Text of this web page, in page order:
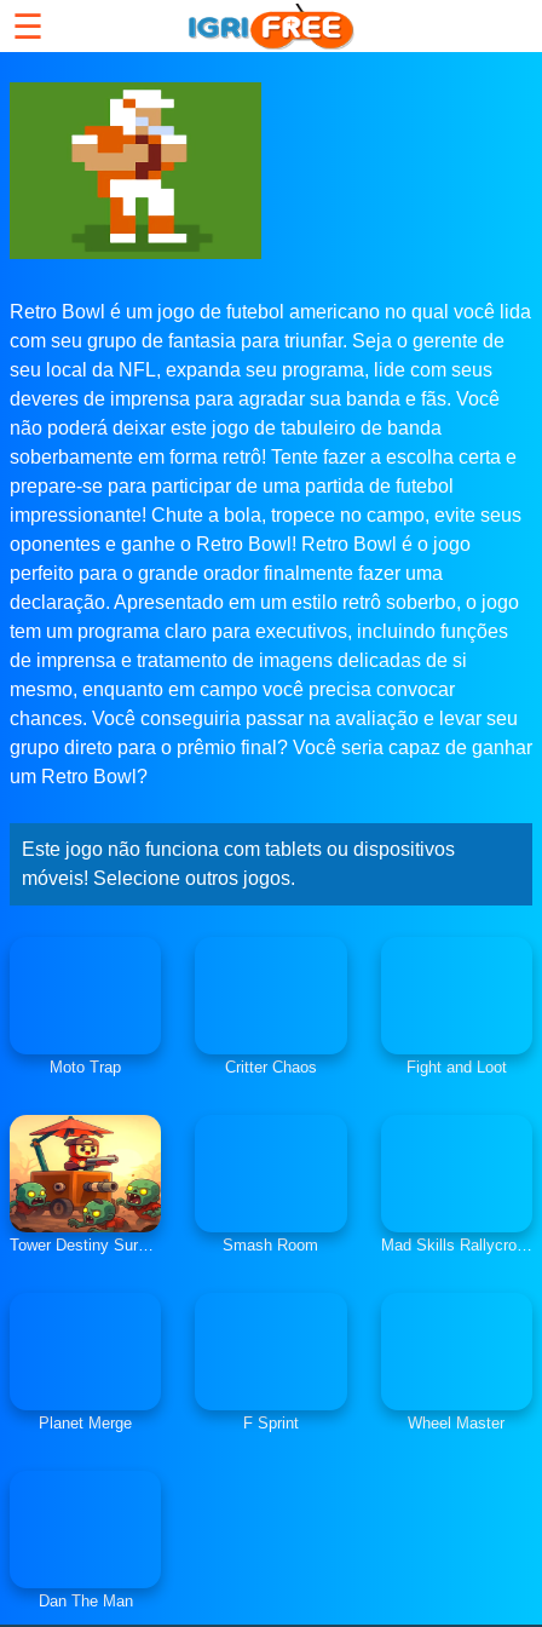
☰
Retro Bowl é um jogo de futebol americano no qual você lida
com seu grupo de fantasia para triunfar. Seja o gerente de
seu local da NFL, expanda seu programa, lide com seus
deveres de imprensa para agradar sua banda e fãs. Você
não poderá deixar este jogo de tabuleiro de banda
soberbamente em forma retrô! Tente fazer a escolha certa e
prepare-se para participar de uma partida de futebol
impressionante! Chute a bola, tropece no campo, evite seus
oponentes e ganhe o Retro Bowl! Retro Bowl é o jogo
perfeito para o grande orador finalmente fazer uma
declaração. Apresentado em um estilo retrô soberbo, o jogo
tem um programa claro para executivos, incluindo funções
de imprensa e tratamento de imagens delicadas de si
mesmo, enquanto em campo você precisa convocar
chances. Você conseguiria passar na avaliação e levar seu
grupo direto para o prêmio final? Você seria capaz de ganhar
um Retro Bowl?
Este jogo não funciona com tablets ou dispositivos
móveis! Selecione outros jogos.
Moto Trap Critter Chaos Fight and Loot
Tower Destiny Survive Smash Room Mad Skills Rallycross
Planet Merge F Sprint Wheel Master
Dan The Man